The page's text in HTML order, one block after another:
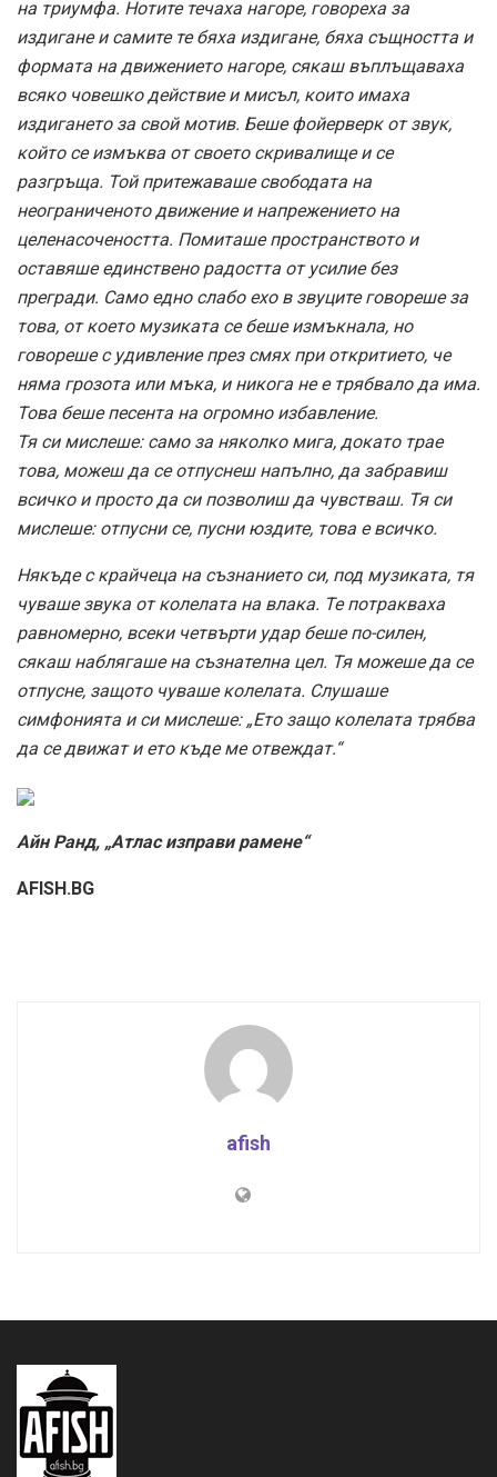
на триумфа. Нотите течаха нагоре, говореха за
издигане и самите те бяха издигане, бяха същността и
формата на движението нагоре, сякаш въплъщаваха
всяко човешко действие и мисъл, които имаха
издигането за свой мотив. Беше фойерверк от звук,
който се измъква от своето скривалище и се
разгръща. Той притежаваше свободата на
неограниченото движение и напрежението на
целенасочеността. Помиташе пространството и
оставяше единствено радостта от усилие без
прегради. Само едно слабо ехо в звуците говореше за
това, от което музиката се беше измъкнала, но
говореше с удивление през смях при откритието, че
няма грозота или мъка, и никога не е трябвало да има.
Това беше песента на огромно избавление.
Тя си мислеше: само за няколко мига, докато трае
това, можеш да се отпуснеш напълно, да забравиш
всичко и просто да си позволиш да чувстваш. Тя си
мислеше: отпусни се, пусни юздите, това е всичко.
Някъде с крайчеца на съзнанието си, под музиката, тя
чуваше звука от колелата на влака. Те потракваха
равномерно, всеки четвърти удар беше по-силен,
сякаш наблягаше на съзнателна цел. Тя можеше да се
отпусне, защото чуваше колелата. Слушаше
симфонията и си мислеше: „Ето защо колелата трябва
да се движат и ето къде ме отвеждат.“
Айн Ранд, „Атлас изправи рамене“
AFISH.BG
afish